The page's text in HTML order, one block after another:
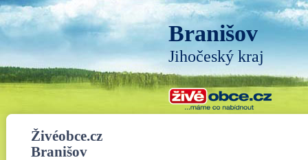
Branišov
Jihočeský kraj
Živéobce.cz
Branišov